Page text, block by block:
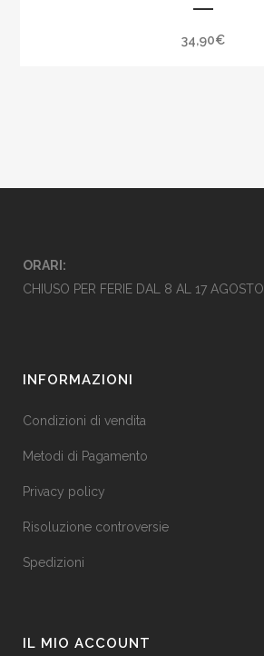
34,90€
ORARI:
CHIUSO PER FERIE DAL 8 AL 17 AGOSTO
INFORMAZIONI
Condizioni di vendita
Metodi di Pagamento
Privacy policy
Risoluzione controversie
Spedizioni
IL MIO ACCOUNT